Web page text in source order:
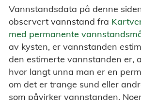
Vannstandsdata på denne
observert vannstand fra
med permanente
av kysten, er vannstanden
den estimerte vannstanden er,
hvor langt unna man er en
om det er trange sund eller
som påvirker vannstanden.